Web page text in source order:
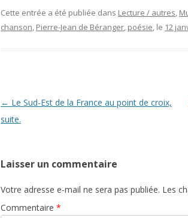
Cette entrée a été publiée dans Lecture / autres,
chanson, Pierre-Jean de Béranger, poésie, le 12
Navigation
des
← Le Sud-Est de la France au point de croix,
suite.
Laisser un commentaire
Votre adresse e-mail ne sera pas publiée. Les
Commentaire *